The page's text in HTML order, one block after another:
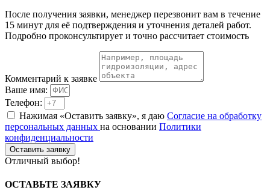
После получения заявки, менеджер перезвонит вам в течение
15 минут для её подтверждения и уточнения деталей работ.
Подробно проконсультирует и точно рассчитает стоимость
Комментарий к заявке
Ваше имя:
Телефон:
Нажимая «Оставить заявку», я даю Согласие на обработку
персональных данных на основании Политики
конфиденциальности
Оставить заявку
Отличный выбор!
ОСТАВЬТЕ ЗАЯВКУ